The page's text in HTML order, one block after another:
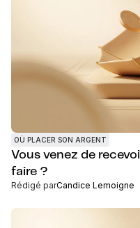
OÙ PLACER SON ARGENT
Vous venez de
faire ?
Rédigé parCandice Lemoigne